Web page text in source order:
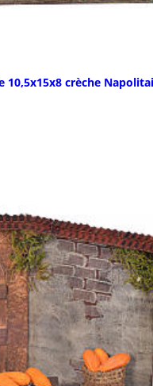
10,5x15x8 crèche